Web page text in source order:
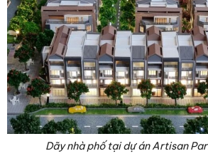
Dãy nhà phố tại dự án Artisan